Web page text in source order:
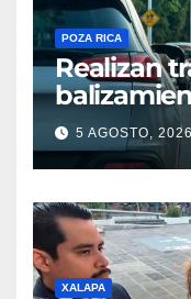
POZA RICA
Realizan
Poza
5 AGOSTO, 2026
XALAPA